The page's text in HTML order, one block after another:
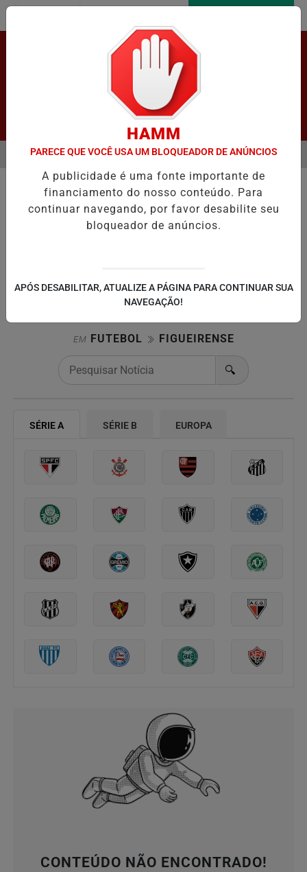
Pesquisar Notícia
SENADOR JAQUES WAGNER A PEDIDO DA DEFESA STF ALTERA
EM ALTA
MENU
EM FUTEBOL FIGUEIRENSE
🔍
SÉRIE A SÉRIE B EUROPA
CONTEÚDO NÃO ENCONTRADO!
HAMM
PARECE QUE VOCÊ USA UM BLOQUEADOR DE ANÚNCIOS
A publicidade é uma fonte importante de
financiamento do nosso conteúdo. Para
continuar navegando, por favor desabilite seu
bloqueador de anúncios.
APÓS DESABILITAR, ATUALIZE A PÁGINA PARA CONTINUAR SUA
NAVEGAÇÃO!